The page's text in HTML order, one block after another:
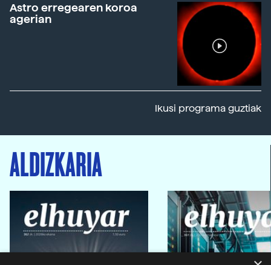
Astro erregearen koroa
agerian
Ikusi programa guztiak
ALDIZKARIA